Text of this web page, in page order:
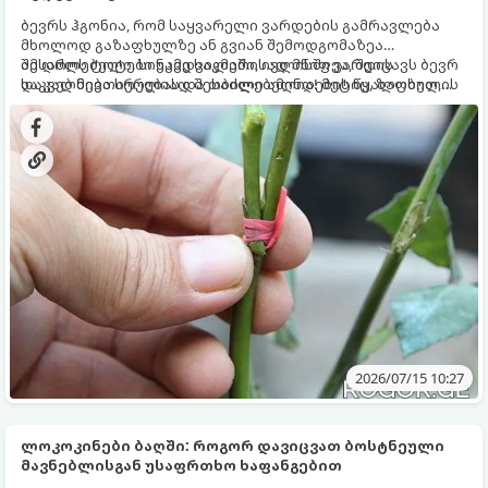
ბევრს ჰგონია, რომ საყვარელი ვარდების გამრავლება
მხოლოდ გაზაფხულზე ან გვიან შემოდგომაზეა
შესაძლებელი. სინამდვილეში, ივლისში ვარდის
დაკალმება სრულიად შესაძლებელია! მეტიც, ზაფხულის
შუა პერიოდი (ივნისის ბოლოდან აგვისტომდე) ითვლება
ერთ-ერთ საუკეთესო დროს ე.წ. ნახევრად მერქნიანი
კალმებით გამრავლებისთვის.
ამ დროს ტოტები უკვე საკმარისად მწიფეა, შეიცავს ბევრ
საკვებ ნივთიერებას და თბილი ამინდების წყალობით,
ფესვებს ბევრად უფრო სწრაფად ივითარებს, ვიდრე
შემოდგომაზე ან გაზაფხულზე.
2026/07/15 10:27
ლოკოკინები ბაღში: როგორ დავიცვათ ბოსტნეული
მავნებლისგან უსაფრთხო ხაფანგებით